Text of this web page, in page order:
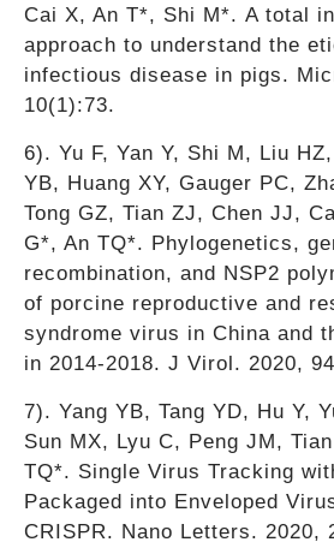
Cai X, An T*, Shi M*. A total
approach to understand the
infectious disease in pigs.
10(1):73.
6). Yu F, Yan Y, Shi M, Liu
YB, Huang XY, Gauger PC,
Tong GZ, Tian ZJ, Chen JJ,
G*, An TQ*. Phylogenetics,
recombination, and NSP2
of porcine reproductive and
syndrome virus in China and
in 2014-2018. J Virol. 2020,
7). Yang YB, Tang YD, Hu Y,
Sun MX, Lyu C, Peng JM,
TQ*. Single Virus Tracking
Packaged into Enveloped
CRISPR. Nano Letters. 2020,